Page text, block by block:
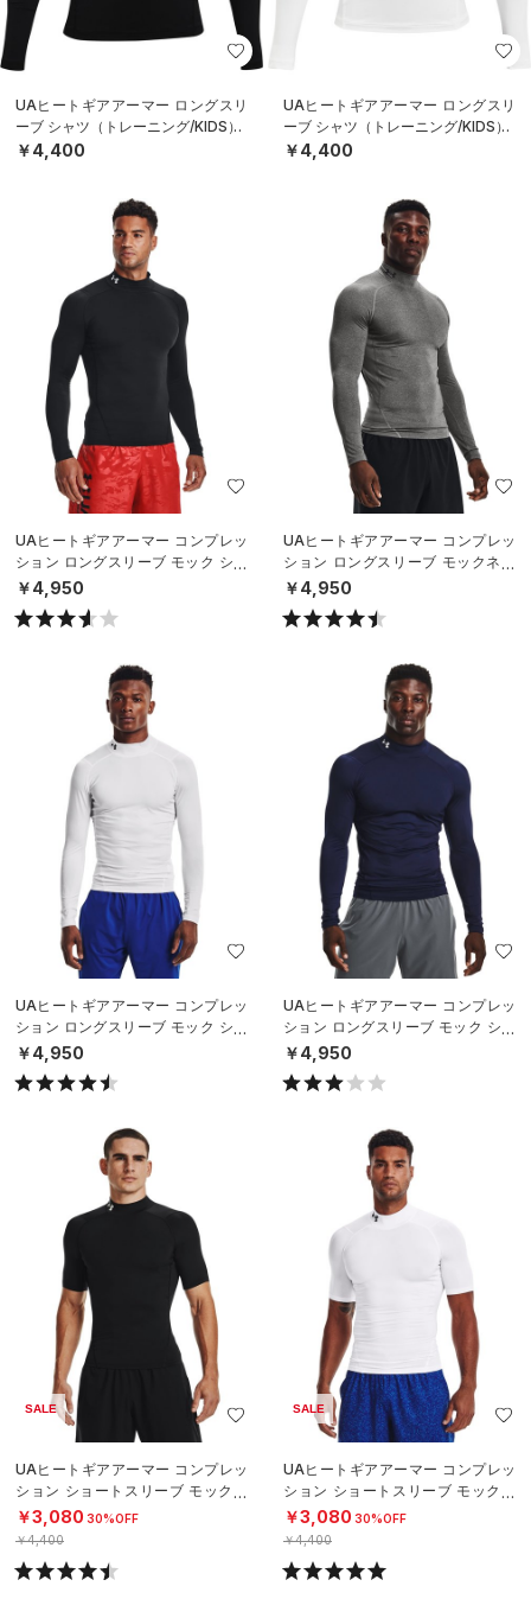
UAヒートギアアーマー ロングスリ
ーブ シャツ（トレーニング/KIDS）
￥4,400
UAヒートギアアーマー ロングスリ
ーブ シャツ（トレーニング/KIDS）
￥4,400
UAヒートギアアーマー コンプレッ
ション ロングスリーブ モック シャ
ツ（トレーニング/MEN）
￥4,950
UAヒートギアアーマー コンプレッ
ション ロングスリーブ モックネッ
ク シャツ（トレーニング/MEN）
￥4,950
UAヒートギアアーマー コンプレッ
ション ロングスリーブ モック シャ
ツ（トレーニング/MEN）
￥4,950
UAヒートギアアーマー コンプレッ
ション ロングスリーブ モック シャ
ツ（トレーニング/MEN）
￥4,950
SALE
UAヒートギアアーマー コンプレッ
ション ショートスリーブ モックネ
ック シャツ（トレーニング/MEN）
￥3,080 30%OFF
￥4,400
SALE
UAヒートギアアーマー コンプレッ
ション ショートスリーブ モックネ
ック シャツ（トレーニング/MEN）
￥3,080 30%OFF
￥4,400